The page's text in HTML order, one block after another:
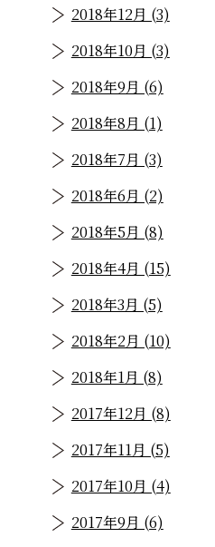
2018年12月 (3)
2018年10月 (3)
2018年9月 (6)
2018年8月 (1)
2018年7月 (3)
2018年6月 (2)
2018年5月 (8)
2018年4月 (15)
2018年3月 (5)
2018年2月 (10)
2018年1月 (8)
2017年12月 (8)
2017年11月 (5)
2017年10月 (4)
2017年9月 (6)